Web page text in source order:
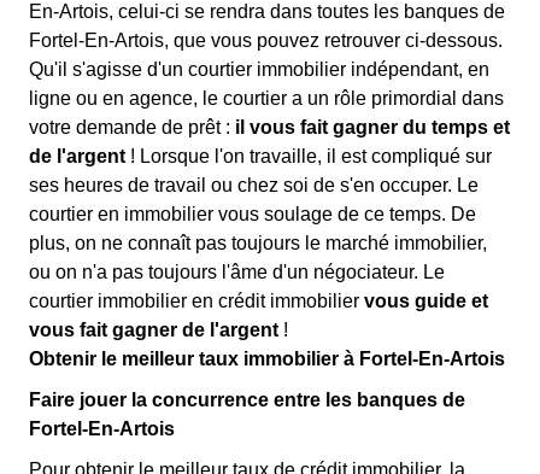
En-Artois, celui-ci se rendra dans toutes les banques de
Fortel-En-Artois, que vous pouvez retrouver ci-dessous.
Qu'il s'agisse d'un courtier immobilier indépendant, en
ligne ou en agence, le courtier a un rôle primordial dans
votre demande de prêt : il vous fait gagner du temps et
de l'argent ! Lorsque l'on travaille, il est compliqué sur
ses heures de travail ou chez soi de s'en occuper. Le
courtier en immobilier vous soulage de ce temps. De
plus, on ne connaît pas toujours le marché immobilier,
ou on n'a pas toujours l'âme d'un négociateur. Le
courtier immobilier en crédit immobilier vous guide et
vous fait gagner de l'argent !
Obtenir le meilleur taux immobilier à Fortel-En-Artois
Faire jouer la concurrence entre les banques de
Fortel-En-Artois
Pour obtenir le meilleur taux de crédit immobilier, la